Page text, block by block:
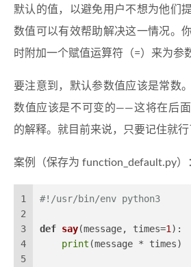
默认的值，以避免用户不想为他们
数值可以有效帮助解决这一情况。
时附加一个赋值运算符（=）来为参
要注意到，默认参数值应该是常数
数值应该是不可变的——这将在后
的解释。就目前来说，只要记住就行
案例（保存为 function_default.py）
1
2
3
4
5
#!/usr/bin/env python3
def say(message, times=1 ):
print (message * times)